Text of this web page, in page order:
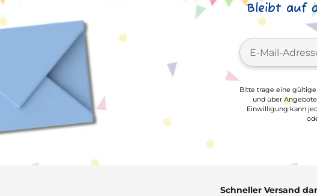
Bleibt auf
Bitte trage eine gültige
und über
Einwilligung kann
Schneller Versand